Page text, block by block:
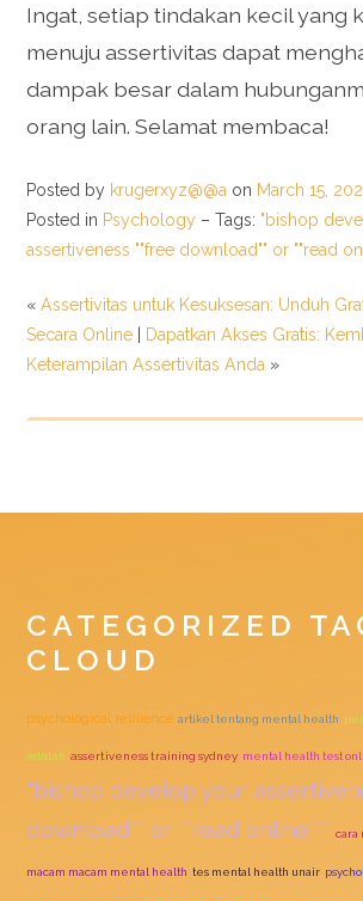
Ingat, setiap tindakan kecil yang
menuju assertivitas dapat
dampak besar dalam
orang lain. Selamat membaca!
Posted by krugerxyz@@a on March 15,
Posted in Psychology – Tags: "bishop
assertiveness ""free download"" or ""read
«Assertivitas untuk Kesuksesan: Unduh
Secara Online
Dapatkan Akses Gratis:
Keterampilan Assertivitas Anda »
CATEGORIZED
CLOUD
psychological resilience artikel tentang mental health
adalah assertiveness training sydney mental health test
"bishop develop your
download"" or ""read online""" cara
macam macam mental health tes mental health unair